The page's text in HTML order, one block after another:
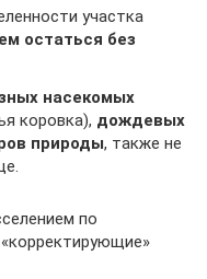
участка
остаться без
насекомых
коровка), дождевых
природы, также не
по